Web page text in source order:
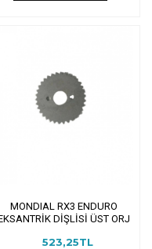
MONDIAL RX3 ENDURO
DİŞLİSİ ÜST ORJ
523,25TL